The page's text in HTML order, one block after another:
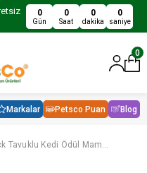
0
Gün
0
Saat
0
dakika
0
saniye
0
Markalar Petsco Puan Blog
EuroGold Cat Stick Tavuklu Kedi Ödül Maması 4x5 gr